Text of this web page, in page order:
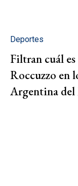
Deportes
Filtran cuál
Roccuzzo en
Argentina